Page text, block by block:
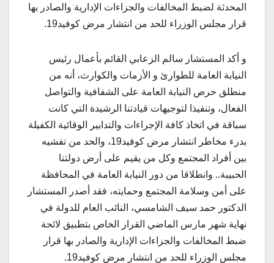
المحدثة لضبط المخالفات والجزاءات الإدارية والصادر بها
قرار مجلس الوزراء للحد من انتشار مرض كوفيد19.
و أكد المستشار سالم الزعابي القائم بأعمال رئيس
النيابة العامة للطوارئ و الأزمات والكوارث، أنه من
منطلق حرص النيابة العامة على الشفافية والتواصل
الفعال، وتنفيذا لتوجيهات قيادتنا الرشيدة التي كانت
سباقة في اتخاذ كافة الإجراءات والتدابير الوقائية الكفيلة
بدرء مخاطر انتشار مرض كوفيد19، والحد من تفشيه
بين أفراد المجتمع وكل من يقيم على أرض دولتنا
الحبيبة.. وانطلاقا من دور النيابة العامة في المحافظة
على أمن وسلامة المجتمع وحمايته، فقد أصدر المستشار
الدكتور حمد سيف الشامسي، النائب العام للدولة في
نهاية شهر مارس الماضي القرار الخاص بتطبيق لائحة
ضبط المخالفات والجزاءات الإدارية والصادر بها قرار
مجلس الوزراء للحد من انتشار مرض كوفيد19.